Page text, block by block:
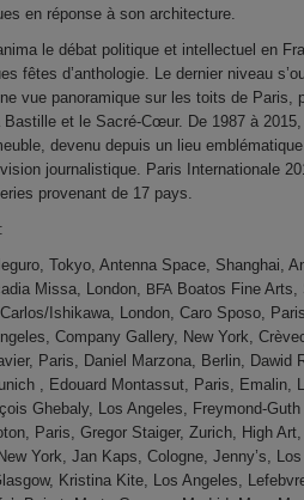
en réponse à son architecture.
anima le débat politique et intellectuel en
fêtes d’anthologie. Le dernier niveau
vue panoramique sur les toits de Paris,
Bastille et le Sacré-Cœur. De 1987 à
devenu depuis un lieu emblématique
vision journalistique. Paris Internationale
provenant de 17 pays.
Tokyo, Antenna Space, Shanghai,
Missa, London, BFA Boatos Fine Arts,
Ishikawa, London, Caro Sposo,
Company Gallery, New York,
Paris, Daniel Marzona, Berlin, Dawid
, Edouard Montassut, Paris, Emalin,
Ghebaly, Los Angeles, Freymond-
Paris, Gregor Staiger, Zurich, High
York, Jan Kaps, Cologne, Jenny’s,
Kristina Kite, Los Angeles,